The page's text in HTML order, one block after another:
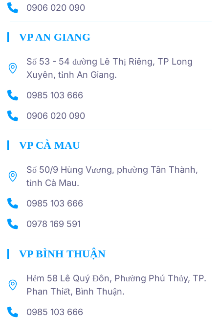
0906 020 090
VP AN GIANG
Số 53 - 54 đường Lê Thị Riêng, TP Long
Xuyên, tỉnh An Giang.
0985 103 666
0906 020 090
VP CÀ MAU
Số 50/9 Hùng Vương, phường Tân Thành,
tỉnh Cà Mau.
0985 103 666
0978 169 591
VP BÌNH THUẬN
Hẻm 58 Lê Quý Đôn, Phường Phú Thủy, TP.
Phan Thiết, Bình Thuận.
0985 103 666